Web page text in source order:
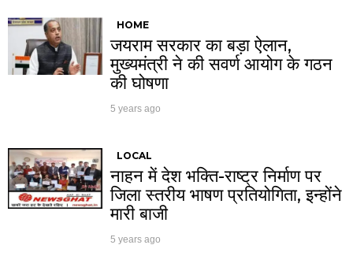
HOME
जयराम सरकार का बड़ा ऐलान,
मुख्यमंत्री ने की सवर्ण आयोग के गठन
की घोषणा
5 years ago
LOCAL
नाहन में देश भक्ति-राष्ट्र निर्माण पर
जिला स्तरीय भाषण प्रतियोगिता, इन्होंने
मारी बाजी
5 years ago